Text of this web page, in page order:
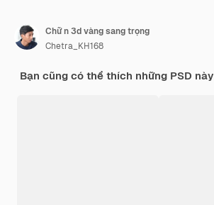
Chữ n 3d vàng sang trọng
Chetra_KH168
Bạn cũng có thể thích những PSD này